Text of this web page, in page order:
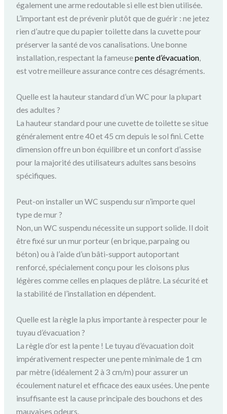
également une arme redoutable si elle est bien utilisée.
L’important est de prévenir plutôt que de guérir : ne jetez
rien d’autre que du papier toilette dans la cuvette pour
préserver la santé de vos canalisations. Une bonne
installation, respectant la fameusepente d’évacuation,
est votre meilleure assurance contre ces désagréments.
Quelle est la hauteur standard d’un WC pour la plupart
des adultes ?
La hauteur standard pour une cuvette de toilette se situe
généralement entre 40 et 45 cm depuis le sol fini. Cette
dimension offre un bon équilibre et un confort d’assise
pour la majorité des utilisateurs adultes sans besoins
spécifiques.
Peut-on installer un WC suspendu sur n’importe quel
type de mur ?
Non, un WC suspendu nécessite un support solide. Il doit
être fixé sur un mur porteur (en brique, parpaing ou
béton) ou à l’aide d’un bâti-support autoportant
renforcé, spécialement conçu pour les cloisons plus
légères comme celles en plaques de plâtre. La sécurité et
la stabilité de l’installation en dépendent.
Quelle est la règle la plus importante à respecter pour le
tuyau d’évacuation ?
La règle d’or est la pente ! Le tuyau d’évacuation doit
impérativement respecter une pente minimale de 1 cm
par mètre (idéalement 2 à 3 cm/m) pour assurer un
écoulement naturel et efficace des eaux usées. Une pente
insuffisante est la cause principale des bouchons et des
mauvaises odeurs.